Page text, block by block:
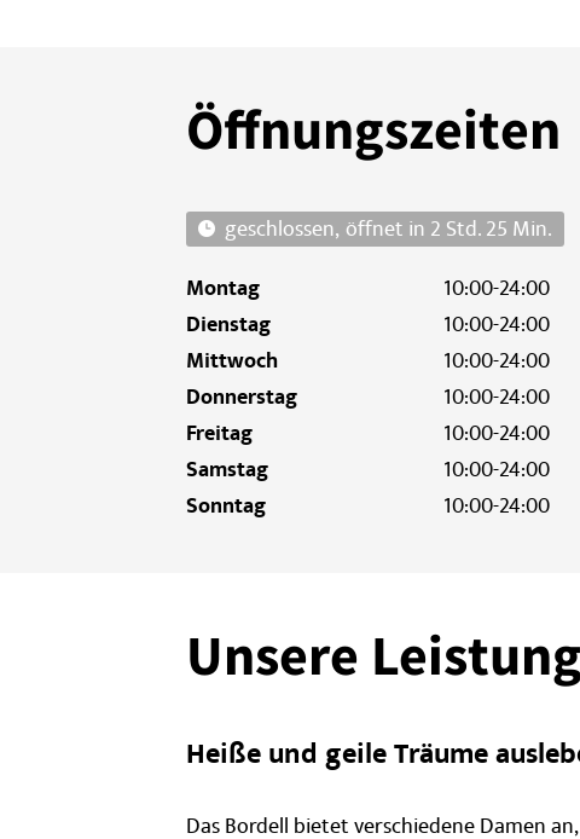
Öffnungszeiten
öffnet in 2 Std. 25 Min.
Montag 10:00-24:00
Dienstag 10:00-24:00
Mittwoch 10:00-24:00
Donnerstag 10:00-24:00
Freitag 10:00-24:00
Samstag 10:00-24:00
Sonntag 10:00-24:00
Unsere
Heiße und geile Träume
Das Bordell bietet verschiedene Damen